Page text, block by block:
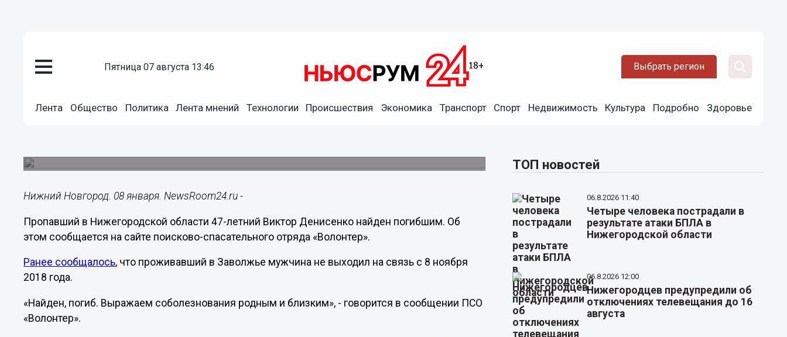
пятница 07 августа 13:46 Выбрать регион
Лента Общество Политика Лента мнений Технологии Происшествия Экономика Транспорт Спорт Недвижимость Культура Подробно Здоровье
08.01.201917:38
Нижний Новгород. 08 января. NewsRoom24.ru -
Пропавший в Нижегородской области 47-летний Виктор Денисенко найден погибшим. Об
этом сообщается на сайте поисково-спасательного отряда «Волонтер».
Ранее сообщалось, что проживавший в Заволжье мужчина не выходил на связь с 8 ноября
2018 года.
«Найден, погиб. Выражаем соболезнования родным и близким», - говорится в сообщении ПСО
«Волонтер».
ТОП новостей
06.8.2026 11:40
Четыре человека пострадали в
результате атаки БПЛА в
Нижегородской области
06.8.2026 12:00
Нижегородцев предупредили об
отключениях телевещания до 16
августа